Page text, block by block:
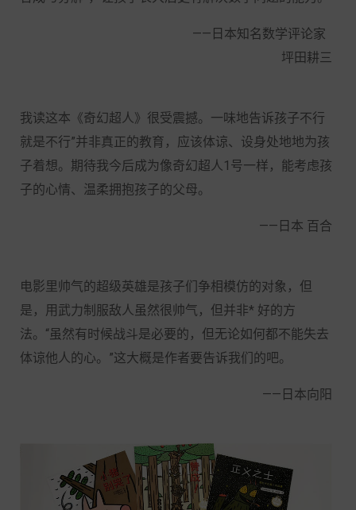
——日本知名数学评论家
坪田耕三
我读这本《奇幻超人》很受震撼。一味地告诉孩子不行
就是不行”并非真正的教育，应该体谅、设身处地地为孩
子着想。期待我今后成为像奇幻超人1号一样，能考虑孩
子的心情、温柔拥抱孩子的父母。
——日本 百合
电影里帅气的超级英雄是孩子们争相模仿的对象，但
是，用武力制服敌人虽然很帅气，但并非* 好的方
法。“虽然有时候战斗是必要的，但无论如何都不能失去
体谅他人的心。”这大概是作者要告诉我们的吧。
——日本向阳